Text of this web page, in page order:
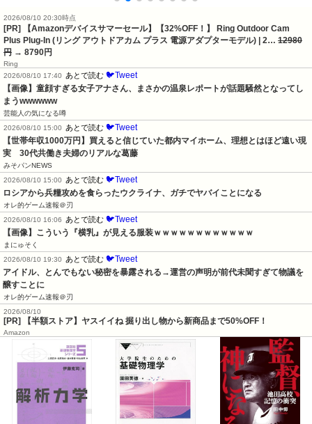
2026/08/10 20:30時点
[PR] 【Amazonデバイスサマーセール】【32%OFF！】 Ring Outdoor Cam
Plus Plug-In (リング アウトドアカム プラス 電源アダプターモデル) | 2… 12980
円 → 8790円
Ring
2026/08/10 17:40
あとで読む 🐦Tweet
【画像】童顔すぎる女子アナさん、まさかの温泉レポートが話題騒然となってし
まうwwwwww
芸能人の気になる噂
2026/08/10 15:00
あとで読む 🐦Tweet
【世帯年収1000万円】買えると信じていた都内マイホーム、理想とはほど遠い現
実　30代共働き夫婦のリアルな葛藤
みそパンNEWS
2026/08/10 15:00
あとで読む 🐦Tweet
ロシアから兵糧攻めを食らったウクライナ、ガチでヤバイことになる
オレ的ゲーム速報＠刃
2026/08/10 16:06
あとで読む 🐦Tweet
【画像】こういう『横乳』が見える服装ｗｗｗｗｗｗｗｗｗｗｗｗ
まにゅそく
2026/08/10 19:30
あとで読む 🐦Tweet
アイドル、とんでもない秘密を暴露される→運営の声明が前代未聞すぎて物議を
醸すことに
オレ的ゲーム速報＠刃
2026/08/10
[PR] 【半額ストア】ヤスイイね 掘り出し物から新商品まで50%OFF！
Amazon